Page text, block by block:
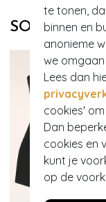
te tonen,
binnen en
anonieme
we
Lees dan
cookies'
Dan
cookies en
kunt je
op de